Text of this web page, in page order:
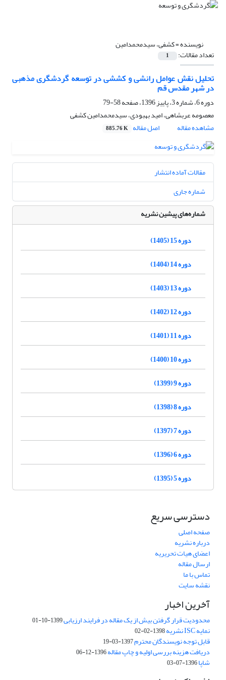
نویسنده =کشفی، سیدمحمدامین
تعداد مقالات: 1
تحلیل نقش عوامل رانشی و کششی در توسعه گردشگری مذهبی
در شهر مقدس قم
دوره 6، شماره 3، پاییز 1396، صفحه
58-79
معصومه عربشاهی، امید بهبودی، سیدمحمدامین کشفی
مشاهده مقاله
اصل مقاله 885.76 K
مقالات آماده انتشار
شماره جاری
شماره‌های پیشین نشریه
دوره 15 (1405)
دوره 14 (1404)
دوره 13 (1403)
دوره 12 (1402)
دوره 11 (1401)
دوره 10 (1400)
دوره 9 (1399)
دوره 8 (1398)
دوره 7 (1397)
دوره 6 (1396)
دوره 5 (1395)
دسترسی سریع
صفحه اصلی
درباره نشریه
اعضای هیات تحریریه
ارسال مقاله
تماس با ما
نقشه سایت
آخرین اخبار
محدودیت قرار گرفتن بیش از یک مقاله در فرایند ارزیابی1399-10-01
نمایه ISC نشریه 1398-02-02
قابل توجه نویسندگان محترم1397-03-19
دریافت هزینه بررسی اولیه و چاپ مقاله1396-12-06
شاپا1396-07-03